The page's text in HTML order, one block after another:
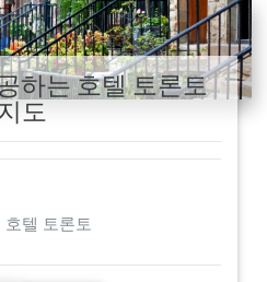
하는 호텔 토론토
도
호텔 토론토